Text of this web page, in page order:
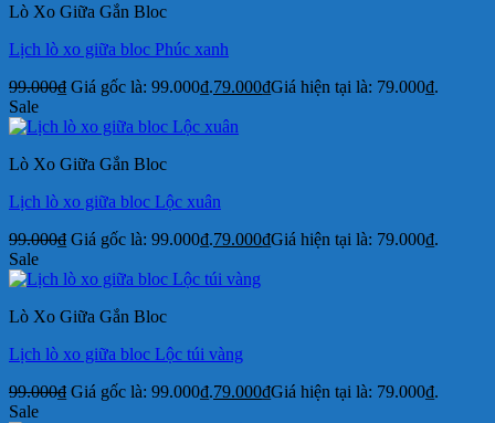
Lò Xo Giữa Gắn Bloc
Lịch lò xo giữa bloc Phúc xanh
99.000₫ Giá gốc là: 99.000₫.79.000₫Giá hiện tại là: 79.000₫.
Sale
Lò Xo Giữa Gắn Bloc
Lịch lò xo giữa bloc Lộc xuân
99.000₫ Giá gốc là: 99.000₫.79.000₫Giá hiện tại là: 79.000₫.
Sale
Lò Xo Giữa Gắn Bloc
Lịch lò xo giữa bloc Lộc túi vàng
99.000₫ Giá gốc là: 99.000₫.79.000₫Giá hiện tại là: 79.000₫.
Sale